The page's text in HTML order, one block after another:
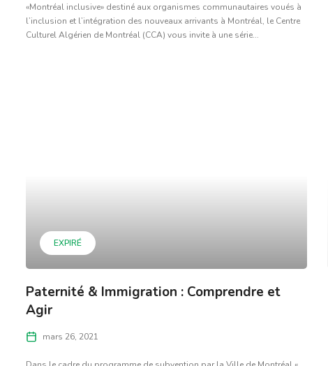
«Montréal inclusive» destiné aux organismes communautaires voués à
l’inclusion et l’intégration des nouveaux arrivants à Montréal, le Centre
Culturel Algérien de Montréal (CCA) vous invite à une série...
EXPIRÉ
Paternité & Immigration : Comprendre et
Agir
mars 26, 2021